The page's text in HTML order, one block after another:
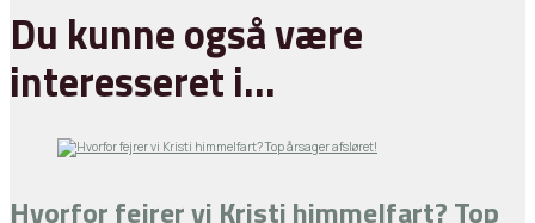
Du kunne også være
interesseret i…
Hvorfor fejrer vi Kristi himmelfart? Top